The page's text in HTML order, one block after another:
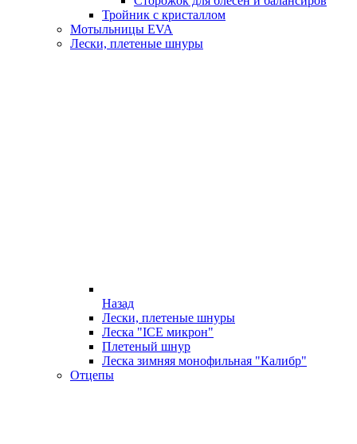
Тройник с кристаллом
Мотыльницы EVA
Лески, плетеные шнуры
Назад
Лески, плетеные шнуры
Леска "ICE микрон"
Плетеный шнур
Леска зимняя монофильная "Калибр"
Отцепы